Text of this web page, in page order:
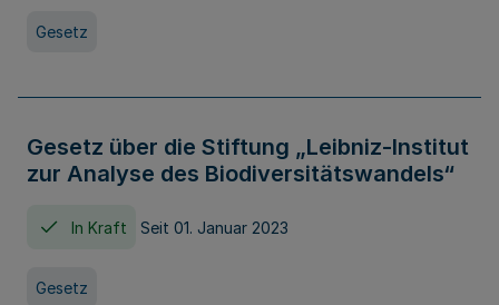
Gesetz
Gesetz über die Stiftung „Leibniz-Institut
zur Analyse des Biodiversitätswandels“
In Kraft Seit 01. Januar 2023
Gesetz